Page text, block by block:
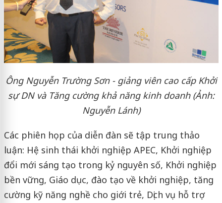
Ông Nguyễn Trường Sơn - giảng viên cao cấp Khởi
sự DN và Tăng cường khả năng kinh doanh (Ảnh:
Nguyễn Lánh)
Các phiên họp của diễn đàn sẽ tập trung thảo
luận: Hệ sinh thái khởi nghiệp APEC, Khởi nghiệp
đổi mới sáng tạo trong kỷ nguyên số, Khởi nghiệp
bền vững, Giáo dục, đào tạo về khởi nghiệp, tăng
cường kỹ năng nghề cho giới trẻ, Dịch vụ hỗ trợ